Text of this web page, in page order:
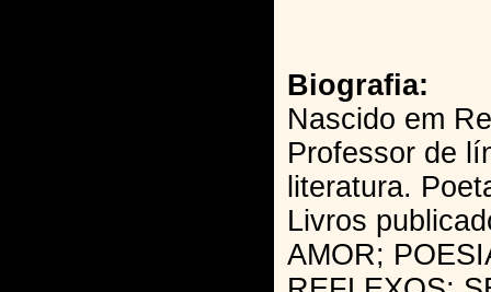
Biografia:
Nascido em
Professor de
literatura.
Livros
AMOR;